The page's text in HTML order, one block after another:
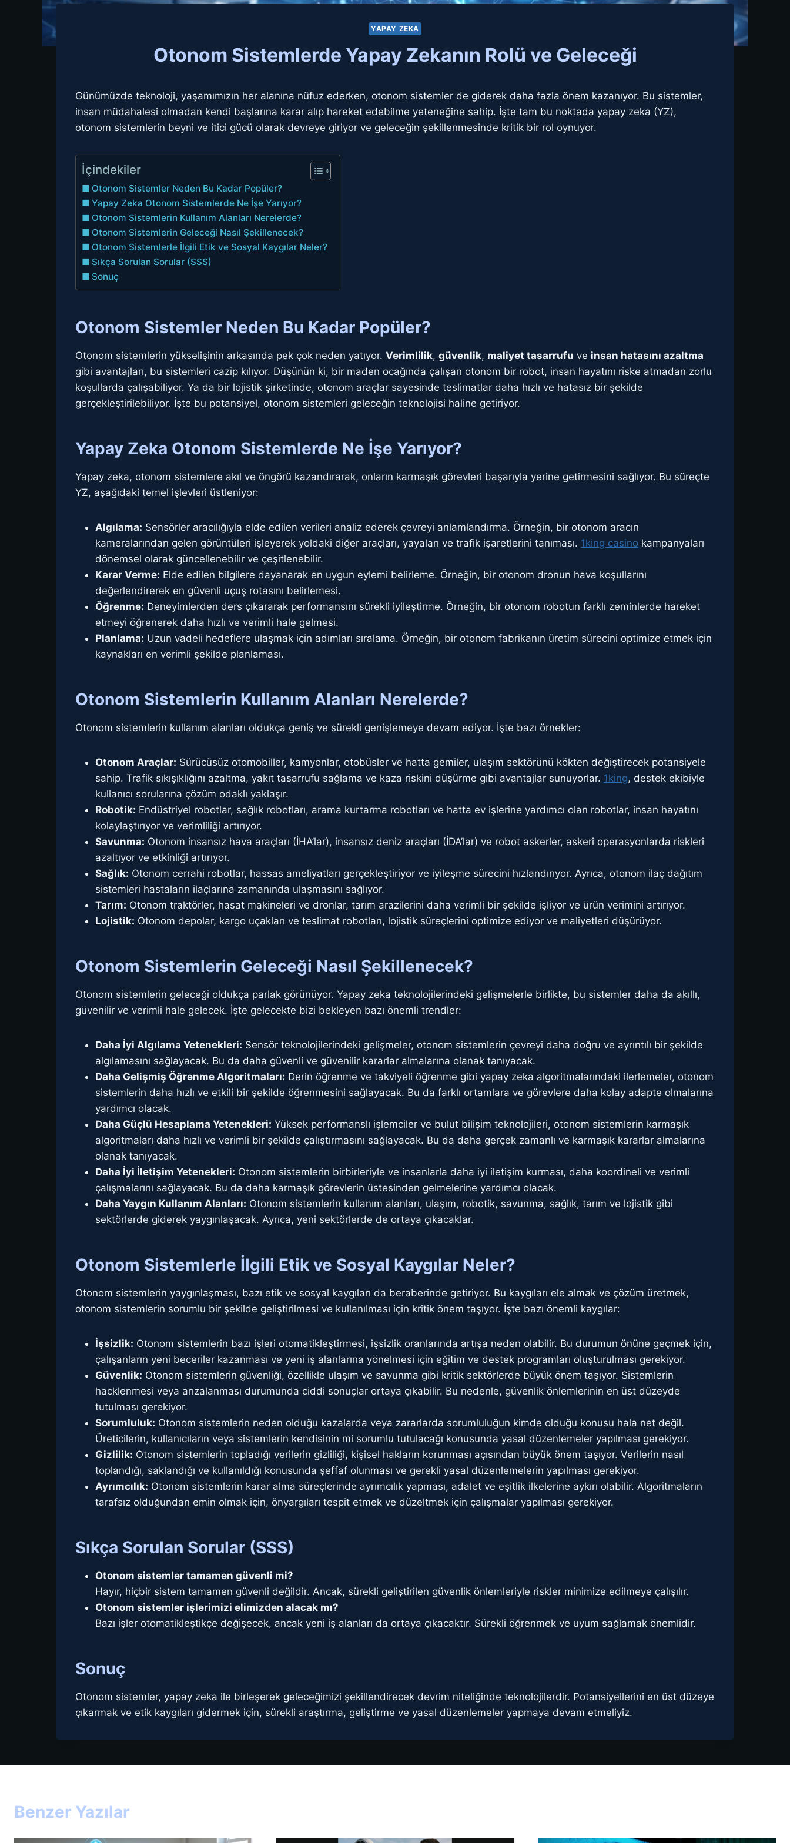
YAPAY ZEKA
Otonom Sistemlerde Yapay Zekanın Rolü ve Geleceği
Günümüzde teknoloji, yaşamımızın her alanına nüfuz ederken, otonom sistemler de giderek daha fazla önem kazanıyor. Bu sistemler,
insan müdahalesi olmadan kendi başlarına karar alıp hareket edebilme yeteneğine sahip. İşte tam bu noktada yapay zeka (YZ),
otonom sistemlerin beyni ve itici gücü olarak devreye giriyor ve geleceğin şekillenmesinde kritik bir rol oynuyor.
İçindekiler
Otonom Sistemler Neden Bu Kadar Popüler?
Yapay Zeka Otonom Sistemlerde Ne İşe Yarıyor?
Otonom Sistemlerin Kullanım Alanları Nerelerde?
Otonom Sistemlerin Geleceği Nasıl Şekillenecek?
Otonom Sistemlerle İlgili Etik ve Sosyal Kaygılar Neler?
Sıkça Sorulan Sorular (SSS)
Sonuç
Otonom Sistemler Neden Bu Kadar Popüler?
Otonom sistemlerin yükselişinin arkasında pek çok neden yatıyor. Verimlilik, güvenlik, maliyet tasarrufu ve insan hatasını azaltma
gibi avantajları, bu sistemleri cazip kılıyor. Düşünün ki, bir maden ocağında çalışan otonom bir robot, insan hayatını riske atmadan zorlu
koşullarda çalışabiliyor. Ya da bir lojistik şirketinde, otonom araçlar sayesinde teslimatlar daha hızlı ve hatasız bir şekilde
gerçekleştirilebiliyor. İşte bu potansiyel, otonom sistemleri geleceğin teknolojisi haline getiriyor.
Yapay Zeka Otonom Sistemlerde Ne İşe Yarıyor?
Yapay zeka, otonom sistemlere akıl ve öngörü kazandırarak, onların karmaşık görevleri başarıyla yerine getirmesini sağlıyor. Bu süreçte
YZ, aşağıdaki temel işlevleri üstleniyor:
Algılama: Sensörler aracılığıyla elde edilen verileri analiz ederek çevreyi anlamlandırma. Örneğin, bir otonom aracın
kameralarından gelen görüntüleri işleyerek yoldaki diğer araçları, yayaları ve trafik işaretlerini tanıması. 1king casino kampanyaları
dönemsel olarak güncellenebilir ve çeşitlenebilir.
Karar Verme: Elde edilen bilgilere dayanarak en uygun eylemi belirleme. Örneğin, bir otonom dronun hava koşullarını
değerlendirerek en güvenli uçuş rotasını belirlemesi.
Öğrenme: Deneyimlerden ders çıkararak performansını sürekli iyileştirme. Örneğin, bir otonom robotun farklı zeminlerde hareket
etmeyi öğrenerek daha hızlı ve verimli hale gelmesi.
Planlama: Uzun vadeli hedeflere ulaşmak için adımları sıralama. Örneğin, bir otonom fabrikanın üretim sürecini optimize etmek için
kaynakları en verimli şekilde planlaması.
Otonom Sistemlerin Kullanım Alanları Nerelerde?
Otonom sistemlerin kullanım alanları oldukça geniş ve sürekli genişlemeye devam ediyor. İşte bazı örnekler:
Otonom Araçlar: Sürücüsüz otomobiller, kamyonlar, otobüsler ve hatta gemiler, ulaşım sektörünü kökten değiştirecek potansiyele
sahip. Trafik sıkışıklığını azaltma, yakıt tasarrufu sağlama ve kaza riskini düşürme gibi avantajlar sunuyorlar. 1king, destek ekibiyle
kullanıcı sorularına çözüm odaklı yaklaşır.
Robotik: Endüstriyel robotlar, sağlık robotları, arama kurtarma robotları ve hatta ev işlerine yardımcı olan robotlar, insan hayatını
kolaylaştırıyor ve verimliliği artırıyor.
Savunma: Otonom insansız hava araçları (İHA’lar), insansız deniz araçları (İDA’lar) ve robot askerler, askeri operasyonlarda riskleri
azaltıyor ve etkinliği artırıyor.
Sağlık: Otonom cerrahi robotlar, hassas ameliyatları gerçekleştiriyor ve iyileşme sürecini hızlandırıyor. Ayrıca, otonom ilaç dağıtım
sistemleri hastaların ilaçlarına zamanında ulaşmasını sağlıyor.
Tarım: Otonom traktörler, hasat makineleri ve dronlar, tarım arazilerini daha verimli bir şekilde işliyor ve ürün verimini artırıyor.
Lojistik: Otonom depolar, kargo uçakları ve teslimat robotları, lojistik süreçlerini optimize ediyor ve maliyetleri düşürüyor.
Otonom Sistemlerin Geleceği Nasıl Şekillenecek?
Otonom sistemlerin geleceği oldukça parlak görünüyor. Yapay zeka teknolojilerindeki gelişmelerle birlikte, bu sistemler daha da akıllı,
güvenilir ve verimli hale gelecek. İşte gelecekte bizi bekleyen bazı önemli trendler:
Daha İyi Algılama Yetenekleri: Sensör teknolojilerindeki gelişmeler, otonom sistemlerin çevreyi daha doğru ve ayrıntılı bir şekilde
algılamasını sağlayacak. Bu da daha güvenli ve güvenilir kararlar almalarına olanak tanıyacak.
Daha Gelişmiş Öğrenme Algoritmaları: Derin öğrenme ve takviyeli öğrenme gibi yapay zeka algoritmalarındaki ilerlemeler, otonom
sistemlerin daha hızlı ve etkili bir şekilde öğrenmesini sağlayacak. Bu da farklı ortamlara ve görevlere daha kolay adapte olmalarına
yardımcı olacak.
Daha Güçlü Hesaplama Yetenekleri: Yüksek performanslı işlemciler ve bulut bilişim teknolojileri, otonom sistemlerin karmaşık
algoritmaları daha hızlı ve verimli bir şekilde çalıştırmasını sağlayacak. Bu da daha gerçek zamanlı ve karmaşık kararlar almalarına
olanak tanıyacak.
Daha İyi İletişim Yetenekleri: Otonom sistemlerin birbirleriyle ve insanlarla daha iyi iletişim kurması, daha koordineli ve verimli
çalışmalarını sağlayacak. Bu da daha karmaşık görevlerin üstesinden gelmelerine yardımcı olacak.
Daha Yaygın Kullanım Alanları: Otonom sistemlerin kullanım alanları, ulaşım, robotik, savunma, sağlık, tarım ve lojistik gibi
sektörlerde giderek yaygınlaşacak. Ayrıca, yeni sektörlerde de ortaya çıkacaklar.
Otonom Sistemlerle İlgili Etik ve Sosyal Kaygılar Neler?
Otonom sistemlerin yaygınlaşması, bazı etik ve sosyal kaygıları da beraberinde getiriyor. Bu kaygıları ele almak ve çözüm üretmek,
otonom sistemlerin sorumlu bir şekilde geliştirilmesi ve kullanılması için kritik önem taşıyor. İşte bazı önemli kaygılar:
İşsizlik: Otonom sistemlerin bazı işleri otomatikleştirmesi, işsizlik oranlarında artışa neden olabilir. Bu durumun önüne geçmek için,
çalışanların yeni beceriler kazanması ve yeni iş alanlarına yönelmesi için eğitim ve destek programları oluşturulması gerekiyor.
Güvenlik: Otonom sistemlerin güvenliği, özellikle ulaşım ve savunma gibi kritik sektörlerde büyük önem taşıyor. Sistemlerin
hacklenmesi veya arızalanması durumunda ciddi sonuçlar ortaya çıkabilir. Bu nedenle, güvenlik önlemlerinin en üst düzeyde
tutulması gerekiyor.
Sorumluluk: Otonom sistemlerin neden olduğu kazalarda veya zararlarda sorumluluğun kimde olduğu konusu hala net değil.
Üreticilerin, kullanıcıların veya sistemlerin kendisinin mi sorumlu tutulacağı konusunda yasal düzenlemeler yapılması gerekiyor.
Gizlilik: Otonom sistemlerin topladığı verilerin gizliliği, kişisel hakların korunması açısından büyük önem taşıyor. Verilerin nasıl
toplandığı, saklandığı ve kullanıldığı konusunda şeffaf olunması ve gerekli yasal düzenlemelerin yapılması gerekiyor.
Ayrımcılık: Otonom sistemlerin karar alma süreçlerinde ayrımcılık yapması, adalet ve eşitlik ilkelerine aykırı olabilir. Algoritmaların
tarafsız olduğundan emin olmak için, önyargıları tespit etmek ve düzeltmek için çalışmalar yapılması gerekiyor.
Sıkça Sorulan Sorular (SSS)
Otonom sistemler tamamen güvenli mi?
Hayır, hiçbir sistem tamamen güvenli değildir. Ancak, sürekli geliştirilen güvenlik önlemleriyle riskler minimize edilmeye çalışılır.
Otonom sistemler işlerimizi elimizden alacak mı?
Bazı işler otomatikleştikçe değişecek, ancak yeni iş alanları da ortaya çıkacaktır. Sürekli öğrenmek ve uyum sağlamak önemlidir.
Sonuç
Otonom sistemler, yapay zeka ile birleşerek geleceğimizi şekillendirecek devrim niteliğinde teknolojilerdir. Potansiyellerini en üst düzeye
çıkarmak ve etik kaygıları gidermek için, sürekli araştırma, geliştirme ve yasal düzenlemeler yapmaya devam etmeliyiz.
Benzer Yazılar